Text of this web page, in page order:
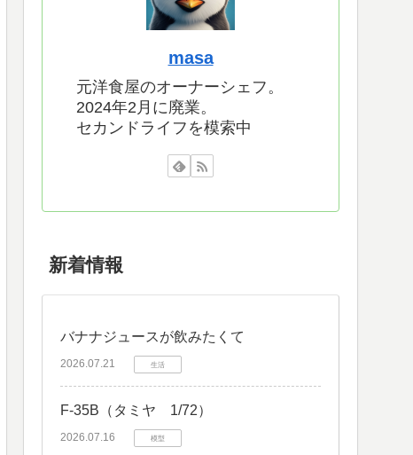
masa
元洋食屋のオーナーシェフ。
2024年2月に廃業。
セカンドライフを模索中
新着情報
バナナジュースが飲みたくて
2026.07.21 生活
F-35B（タミヤ 1/72）
2026.07.16 模型